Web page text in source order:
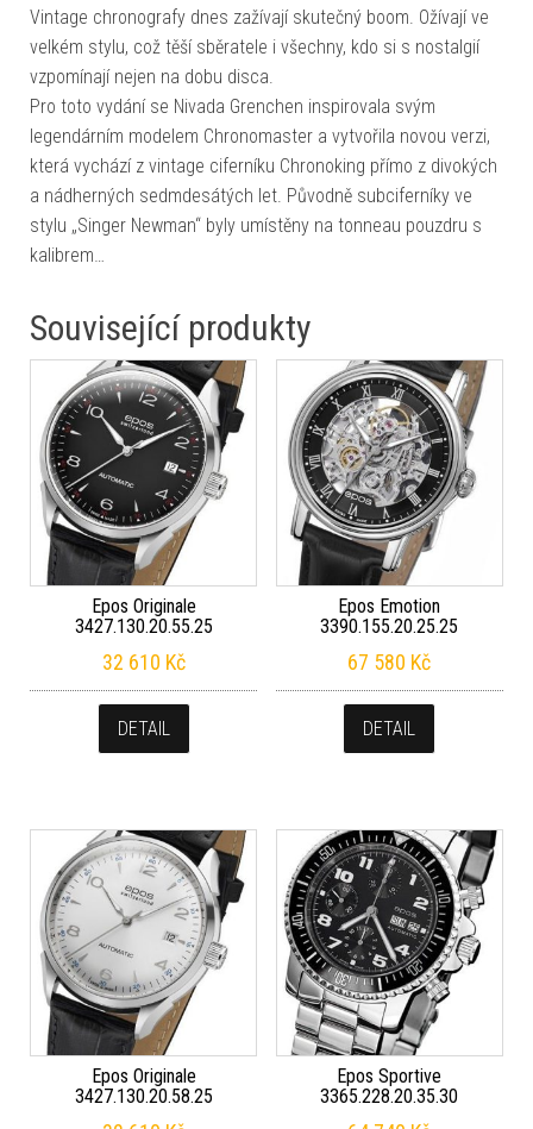
Vintage chronografy dnes zažívají skutečný boom. Ožívají ve
velkém stylu, což těší sběratele i všechny, kdo si s nostalgií
vzpomínají nejen na dobu disca.
Pro toto vydání se Nivada Grenchen inspirovala svým
legendárním modelem Chronomaster a vytvořila novou verzi,
která vychází z vintage ciferníku Chronoking přímo z divokých
a nádherných sedmdesátých let. Původně subciferníky ve
stylu „Singer Newman“ byly umístěny na tonneau pouzdru s
kalibrem…
Související produkty
Epos Originale
3427.130.20.55.25
32 610 Kč
DETAIL
Epos Emotion
3390.155.20.25.25
67 580 Kč
DETAIL
Epos Originale
3427.130.20.58.25
Epos Sportive
3365.228.20.35.30